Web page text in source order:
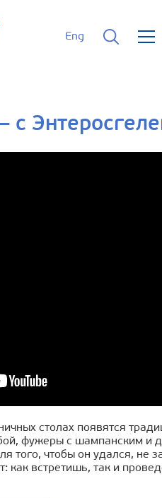
Eng
столах появятся
фужеры с шампанским и
того, чтобы он удался, не
как встретишь, так и